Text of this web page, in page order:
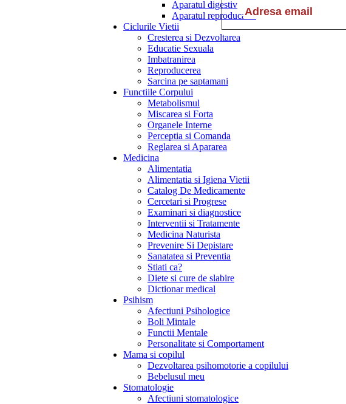
Aparatul digestiv
Aparatul reproducator
Ciclurile Vietii
Cresterea si Dezvoltarea
Educatie Sexuala
Imbatranirea
Reproducerea
Sarcina pe saptamani
Functiile Corpului
Metabolismul
Miscarea si Forta
Organele Interne
Perceptia si Comanda
Reglarea si Apararea
Medicina
Alimentatia
Alimentatia si Igiena Vietii
Catalog De Medicamente
Cercetari si Progrese
Examinari si diagnostice
Interventii si Tratamente
Medicina Naturista
Prevenire Si Depistare
Sanatatea si Preventia
Stiati ca?
Diete si cure de slabire
Dictionar medical
Psihism
Afectiuni Psihologice
Boli Mintale
Functii Mentale
Personalitate si Comportament
Mama si copilul
Dezvoltarea psihomotorie a copilului
Bebelusul meu
Stomatologie
Afectiuni stomatologice